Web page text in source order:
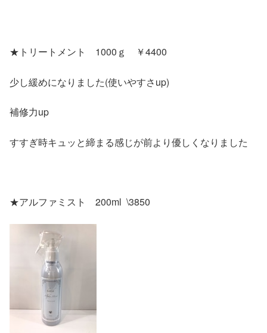
★トリートメント 1000ｇ ￥4400
少し緩めになりました(使いやすさup)
補修力up
すすぎ時キュッと締まる感じが前より優しくなりました
★アルファミスト 200ml \3850